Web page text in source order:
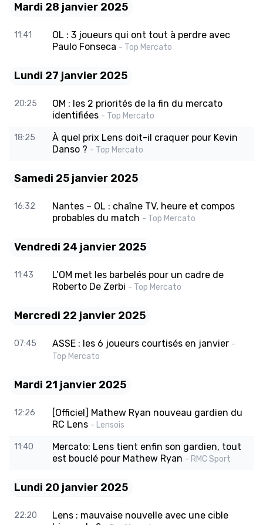
Mardi 28 janvier 2025
11:41
OL : 3 joueurs qui ont tout à perdre avec
Paulo Fonseca - Top Mercato
Lundi 27 janvier 2025
20:25
OM : les 2 priorités de la fin du mercato
identifiées - Top Mercato
18:25
À quel prix Lens doit-il craquer pour Kevin
Danso ? - Top Mercato
Samedi 25 janvier 2025
16:32
Nantes – OL : chaîne TV, heure et compos
probables du match - Top Mercato
Vendredi 24 janvier 2025
11:43
L’OM met les barbelés pour un cadre de
Roberto De Zerbi - Top Mercato
Mercredi 22 janvier 2025
07:45 ASSE : les 6 joueurs courtisés en janvier -
Top Mercato
Mardi 21 janvier 2025
12:26
[Officiel] Mathew Ryan nouveau gardien du
RC Lens - Lensois
11:40
Mercato: Lens tient enfin son gardien, tout
est bouclé pour Mathew Ryan - RMC Sport
Lundi 20 janvier 2025
22:20
Lens : mauvaise nouvelle avec une cible